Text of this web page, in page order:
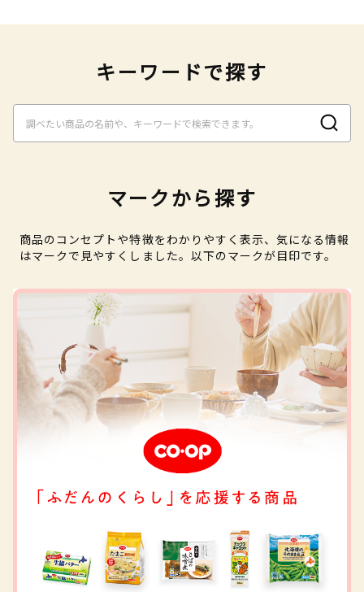
キーワードで探す
マークから探す
商品のコンセプトや特徴をわかりやすく表示、気になる情報
はマークで見やすくしました。以下のマークが目印です。